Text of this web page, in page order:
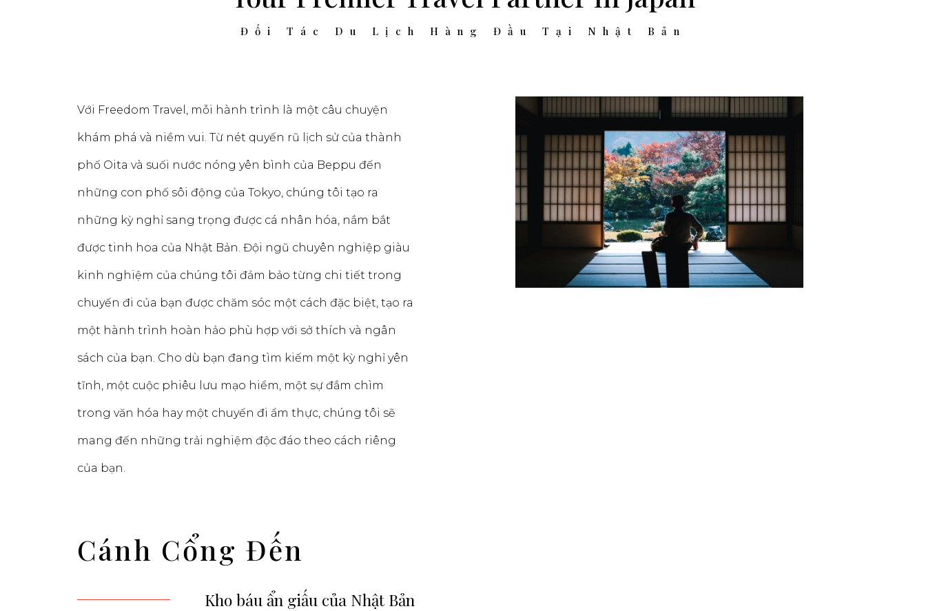
Đối Tác Du Lịch Hàng Đầu Tại Nhật Bản
Với Freedom Travel, mỗi hành trình là một câu chuyện
khám phá và niềm vui. Từ nét quyến rũ lịch sử của thành
phố Oita và suối nước nóng yên bình của Beppu đến
những con phố sôi động của Tokyo, chúng tôi tạo ra
những kỳ nghỉ sang trọng được cá nhân hóa, nắm bắt
được tinh hoa của Nhật Bản. Đội ngũ chuyên nghiệp giàu
kinh nghiệm của chúng tôi đảm bảo từng chi tiết trong
chuyến đi của bạn được chăm sóc một cách đặc biệt, tạo ra
một hành trình hoàn hảo phù hợp với sở thích và ngân
sách của bạn. Cho dù bạn đang tìm kiếm một kỳ nghỉ yên
tĩnh, một cuộc phiêu lưu mạo hiểm, một sự đắm chìm
trong văn hóa hay một chuyến đi ẩm thực, chúng tôi sẽ
mang đến những trải nghiệm độc đáo theo cách riêng
của bạn.
Cánh Cổng Đến
Kho báu ẩn giấu của Nhật Bản